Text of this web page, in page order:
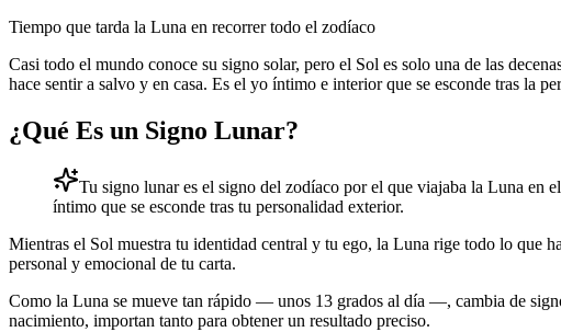
Tiempo que tarda la Luna en recorrer todo el zodíaco
Casi todo el mundo conoce su signo solar, pero el Sol es solo una de las
hace sentir a salvo y en casa. Es el yo íntimo e interior que se esconde tras la
¿Qué Es un Signo Lunar?
Tu signo lunar es el signo del zodíaco por el que viajaba la Luna en
íntimo que se esconde tras tu personalidad exterior.
Mientras el Sol muestra tu identidad central y tu ego, la Luna rige todo lo que
personal y emocional de tu carta.
Como la Luna se mueve tan rápido — unos 13 grados al día —, cambia de
nacimiento, importan tanto para obtener un resultado preciso.